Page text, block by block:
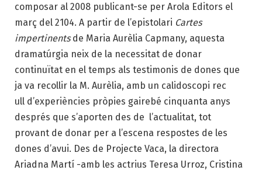
composar al 2008 publicant-se per Arola Editors el
març del 2104. A partir de l’epistolari Cartes
impertinentsde Maria Aurèlia Capmany, aquesta
dramatúrgia neix de la necessitat de donar
continuïtat en el temps als testimonis de dones que
ja va recollir la M. Aurèlia, amb un calidoscopi rec
ull d’experiències pròpies gairebé cinquanta anys
després que s’aporten des de l’actualitat, tot
provant de donar per a l’escena respostes de les
dones d’avui. Des de Projecte Vaca, la directora
Ariadna Martí -amb les actrius Teresa Urroz, Cristina